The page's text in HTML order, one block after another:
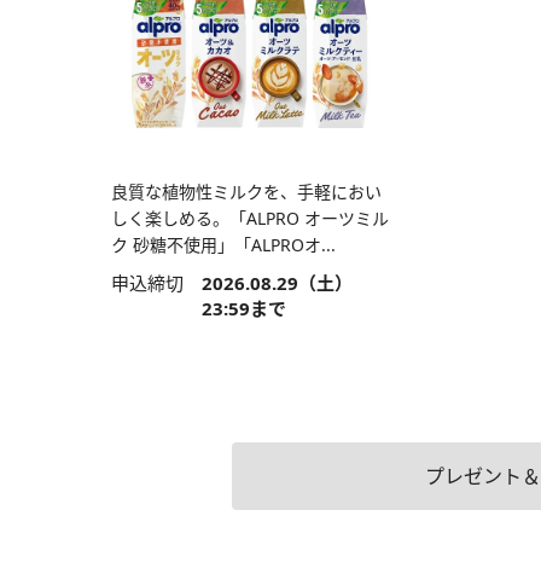
良質な植物性ミルクを、手軽におい
しく楽しめる。「ALPRO オーツミル
ク 砂糖不使用」「ALPROオ...
申込締切 2026.08.29（土）
23:59まで
プレゼント